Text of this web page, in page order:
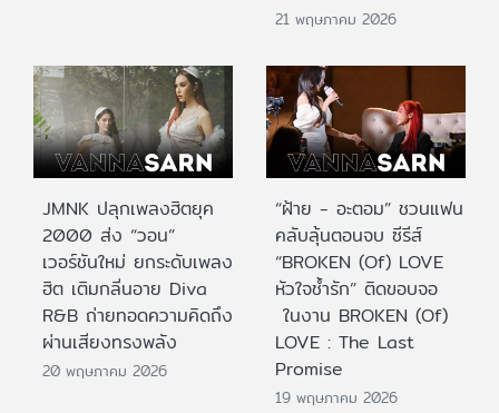
21 พฤษภาคม 2026
JMNK ปลุกเพลงฮิตยุค
2000 ส่ง “วอน”
เวอร์ชันใหม่ ยกระดับเพลง
ฮิต เติมกลิ่นอาย Diva
R&B ถ่ายทอดความคิดถึง
ผ่านเสียงทรงพลัง
20 พฤษภาคม 2026
“ฝ้าย - อะตอม” ชวนแฟน
คลับลุ้นตอนจบ ซีรีส์
“BROKEN (Of) LOVE
หัวใจช้ำรัก” ติดขอบจอ
ในงาน BROKEN (Of)
LOVE : The Last
Promise
19 พฤษภาคม 2026